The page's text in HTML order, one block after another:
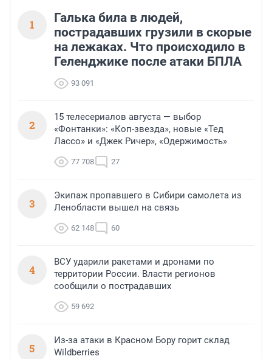
1
Галька била в людей,
пострадавших грузили в скорые
на лежаках. Что происходило в
Геленджике после атаки БПЛА
93 091
2
15 телесериалов августа — выбор
«Фонтанки»: «Коп-звезда», новые «Тед
Лассо» и «Джек Ричер», «Одержимость»
77 708 27
3
Экипаж пропавшего в Сибири самолета из
Ленобласти вышел на связь
62 148 60
4
ВСУ ударили ракетами и дронами по
территории России. Власти регионов
сообщили о пострадавших
59 692
5
Из-за атаки в Красном Бору горит склад
Wildberries